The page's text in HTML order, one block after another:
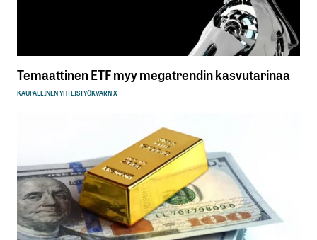
Temaattinen ETF myy megatrendin kasvutarinaa
KAUPALLINEN YHTEISTYÖKVARN X